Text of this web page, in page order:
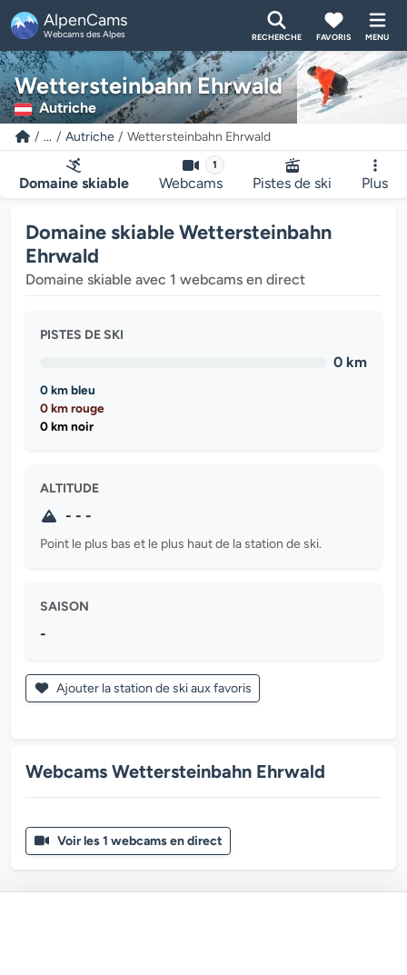
AlpenCams
Webcams des Alpes RECHERCHE FAVORIS MENU
Wettersteinbahn Ehrwald
Autriche
... Autriche Wettersteinbahn Ehrwald
Domaine skiable
1
Webcams Pistes de ski Plus
Domaine skiable Wettersteinbahn
Ehrwald
Domaine skiable avec 1 webcams en direct
PISTES DE SKI
0 km
0 km bleu
0 km rouge
0 km noir
ALTITUDE
- - -
Point le plus bas et le plus haut de la station de ski.
SAISON
-
Ajouter la station de ski aux favoris
Webcams Wettersteinbahn Ehrwald
Voir les 1 webcams en direct